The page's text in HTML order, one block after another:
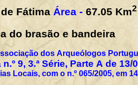
Fátima Área - 67.05 Km2
do brasão e bandeira
dos Arqueólogos
9, 3.ª Série, Parte A de 13/
Locais, com o n.º 065/2005, em